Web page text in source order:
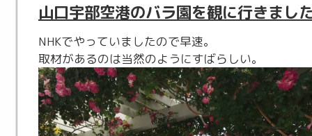
山口宇部空港のバラ園を観に行きまし
NHKでやっていましたので早速。
取材があるのは当然のようにすばらしい。